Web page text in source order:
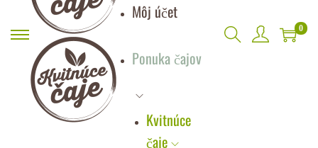
Môj účet
Ponuka čajov
Kvitnúce
čaje
0